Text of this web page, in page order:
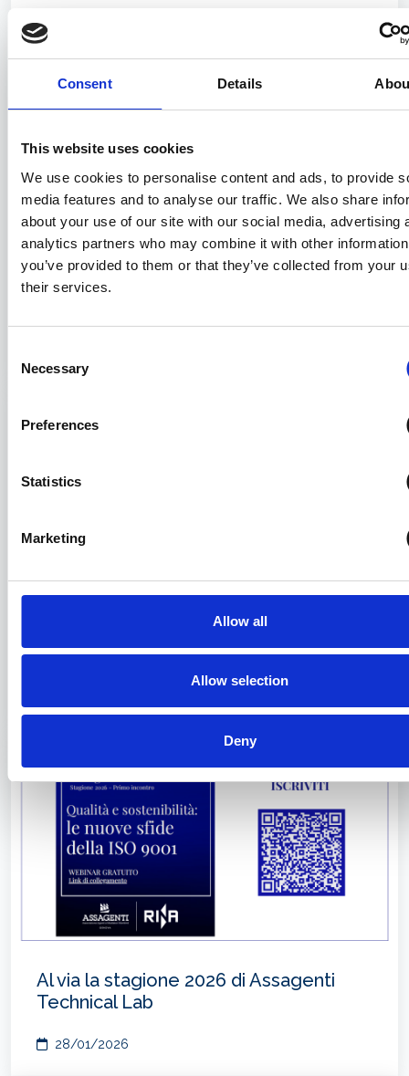
Consent Details
This website uses cookies
We use cookies to personalise content and ads, to provide
media features and to analyse our traffic. We also share
about your use of our site with our social media, advertising
analytics partners who may combine it with other
you’ve provided to them or that they’ve collected from your
their services.
Selection
Necessary
Preferences
Statistics
Marketing
Allow all
Allow selection
Deny
Rivivi tutti i momenti salienti di Genoa
Shipping Week: scarica il magazine
per le aziende associate
Al via la stagione 2026 di Assagenti
Technical Lab
28/01/2026